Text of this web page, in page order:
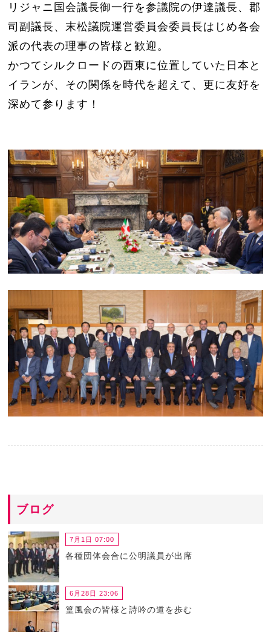
リジャニ国会議長御一行を参議院の伊達議長、郡
司副議長、末松議院運営委員会委員長はじめ各会
派の代表の理事の皆様と歓迎。
かつてシルクロードの西東に位置していた日本と
イランが、その関係を時代を超えて、更に友好を
深めて参ります！
ブログ
7月1日 07:00
各種団体会合に公明議員が出席
6月28日 23:06
篁風会の皆様と詩吟の道を歩む